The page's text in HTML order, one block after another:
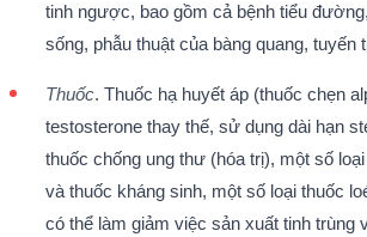
tinh ngược, bao gồm cả bệnh tiểu
sống, phẫu thuật của bàng quang, tuyến
Thuốc. Thuốc hạ huyết áp (thuốc chẹn
testosterone thay thế, sử dụng dài hạn
thuốc chống ung thư (hóa trị), một số
và thuốc kháng sinh, một số loại thuốc
có thể làm giảm việc sản xuất tinh trùng